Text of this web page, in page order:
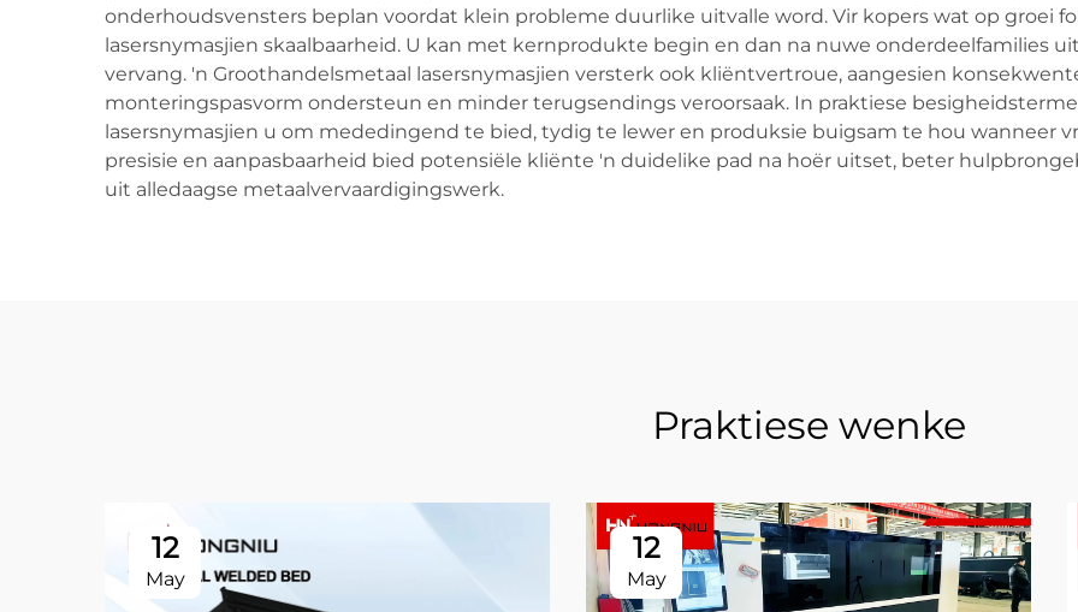
onderhoudsvensters beplan voordat klein probleme duurlike uitvalle word. Vir kopers wat op groei
lasersnymasjien skaalbaarheid. U kan met kernprodukte begin en dan na nuwe onderdeelfamilies
vervang. 'n Groothandelsmetaal lasersnymasjien versterk ook kliëntvertroue, aangesien
monteringspasvorm ondersteun en minder terugsendings veroorsaak. In praktiese
lasersnymasjien u om mededingend te bied, tydig te lewer en produksie buigsam te hou wanneer
presisie en aanpasbaarheid bied potensiële kliënte 'n duidelike pad na hoër uitset, beter
uit alledaagse metaalvervaardigingswerk.
Praktiese wenke
12
May
12
May